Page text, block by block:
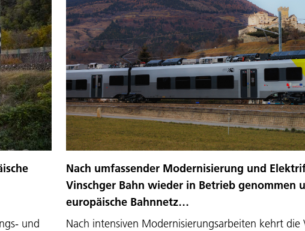
und
Nach umfassender Modernisierung und
Vinschger Bahn wieder in Betrieb genommen
europäische Bahnnetz…
Nach intensiven Modernisierungsarbeiten kehrt die